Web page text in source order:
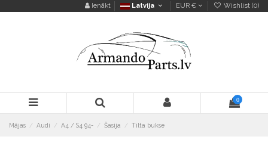
Ienākt Latvija EUR € Wishlist (0)
0
Mājas Audi A4 / S4 94- Šasija Tilta bukse